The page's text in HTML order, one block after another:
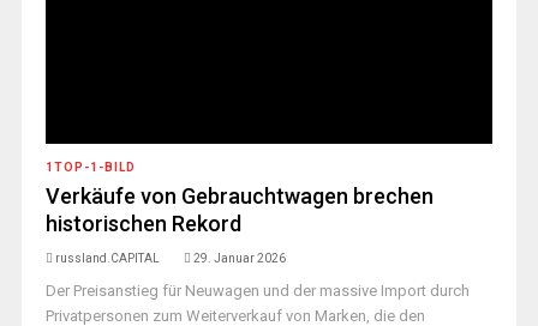
1TOP-1-BILD
Verkäufe von Gebrauchtwagen brechen
historischen Rekord
russland.CAPITAL 29. Januar 2026
Der Preisanstieg für Neuwagen und der massive Import durch
Privatpersonen zum Weiterverkauf von Marken, die den